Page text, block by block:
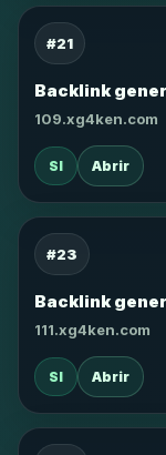
#21
Backlink
109.xg4ken.com
SI Abrir
#23
Backlink
111.xg4ken.com
SI Abrir